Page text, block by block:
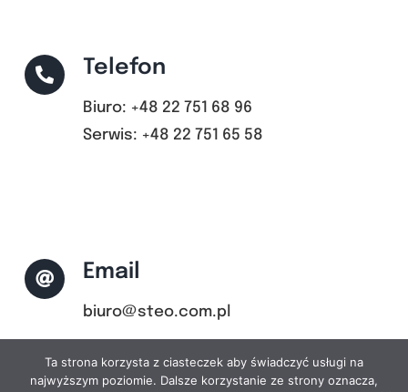
Telefon
Biuro: +48 22 751 68 96
Serwis: +48 22 751 65 58
Email
biuro@steo.com.pl
Ta strona korzysta z ciasteczek aby świadczyć usługi na
najwyższym poziomie. Dalsze korzystanie ze strony oznacza,